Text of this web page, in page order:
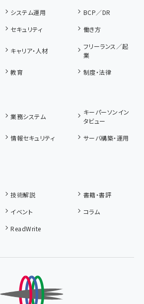
システム運用
BCP／DR
セキュリティ 働き方
キャリア・人材
フリーランス／起
業
教育 制度・法律
業務システム
キーパーソンイン
タビュー
情報セキュリティ
サーバ構築・運用
技術解説
書籍・書評
イベント
コラム
ReadWrite